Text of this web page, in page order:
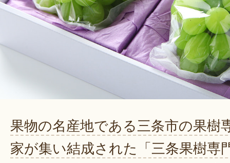
果物の名産地である三条市の果樹
家が集い結成された「三条果樹専